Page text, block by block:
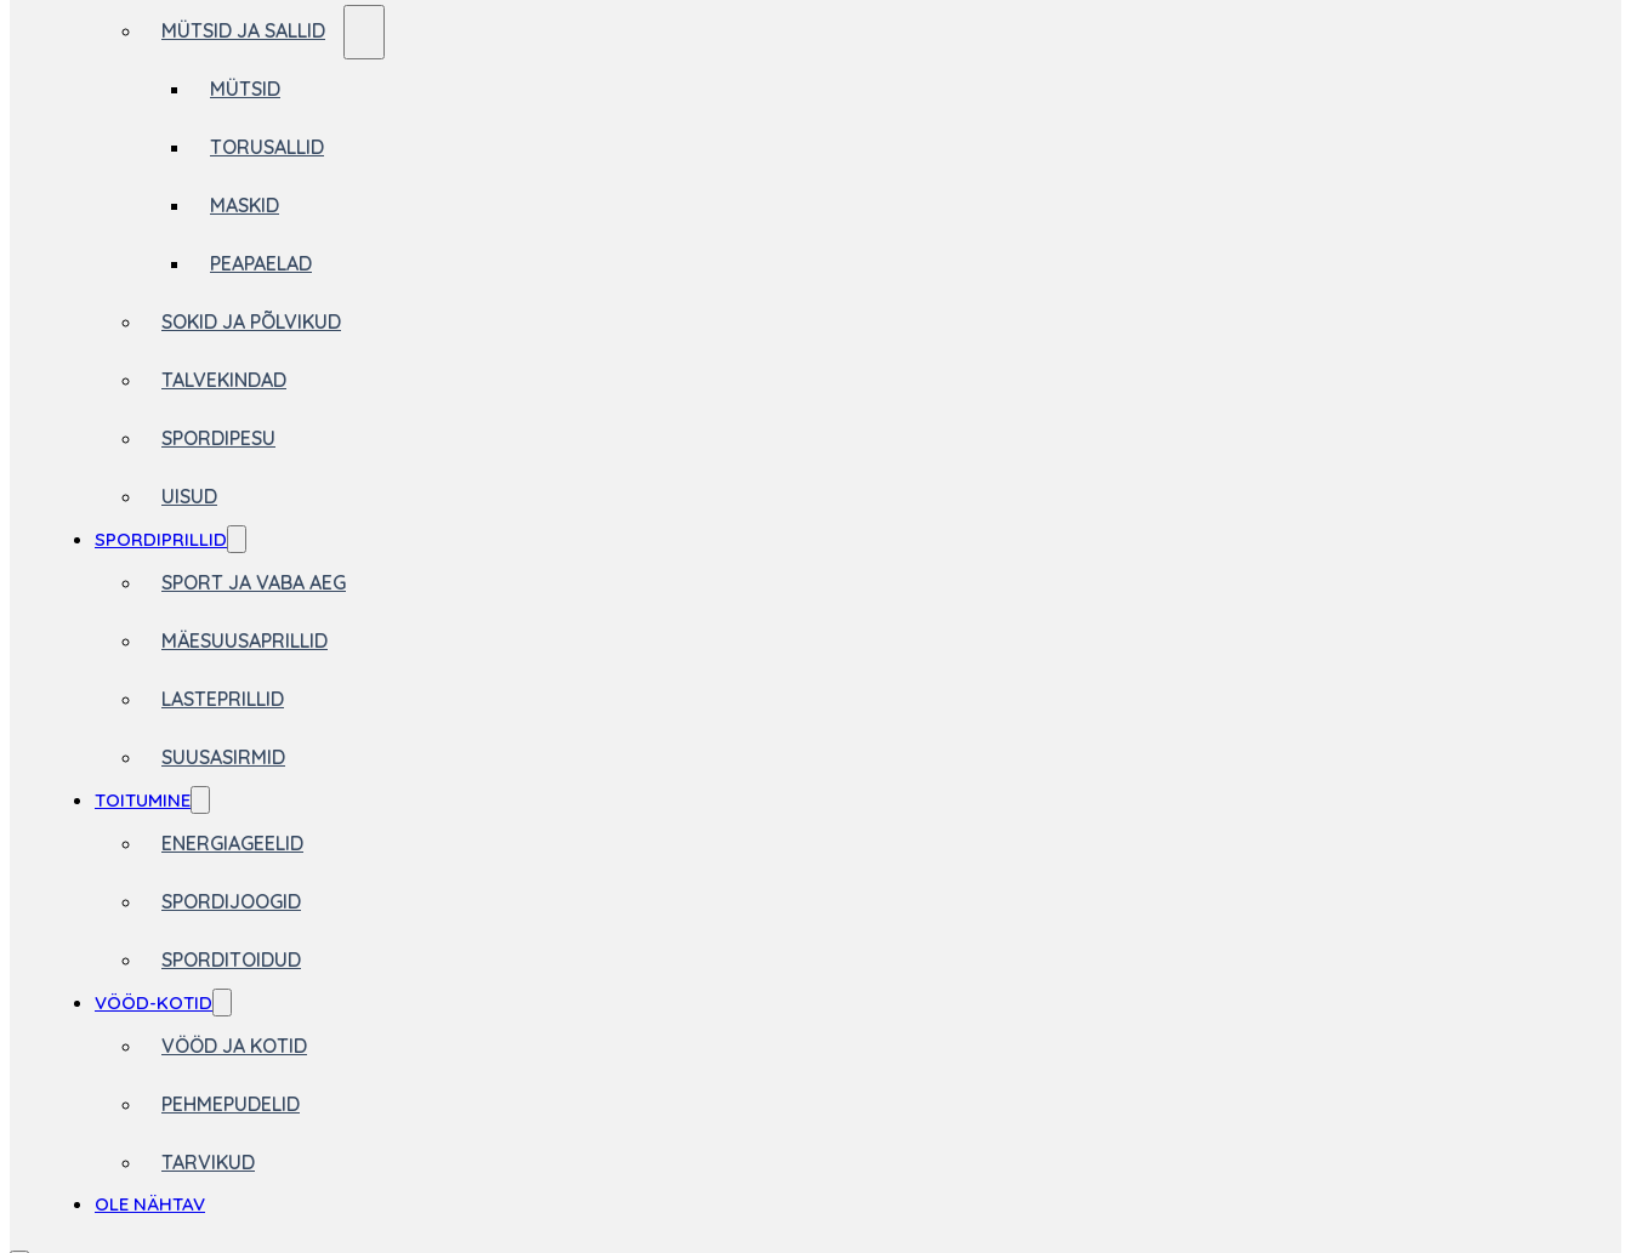
MÜTSID JA SALLID
MÜTSID
TORUSALLID
MASKID
PEAPAELAD
SOKID JA PÕLVIKUD
TALVEKINDAD
SPORDIPESU
UISUD
SPORDIPRILLID
SPORT JA VABA AEG
MÄESUUSAPRILLID
LASTEPRILLID
SUUSASIRMID
TOITUMINE
ENERGIAGEELID
SPORDIJOOGID
SPORDITOIDUD
VÖÖD-KOTID
VÖÖD JA KOTID
PEHMEPUDELID
TARVIKUD
OLE NÄHTAV